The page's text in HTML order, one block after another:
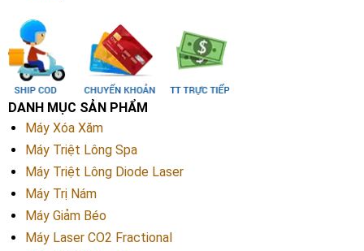
DANH MỤC SẢN PHẨM
Máy Xóa Xăm
Máy Triệt Lông Spa
Máy Triệt Lông Diode Laser
Máy Trị Nám
Máy Giảm Béo
Máy Laser CO2 Fractional